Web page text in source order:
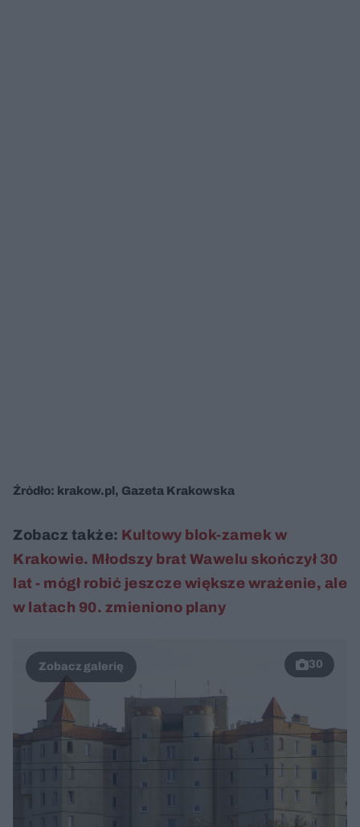
Źródło: krakow.pl, Gazeta Krakowska
Zobacz także: Kultowy blok-zamek w
Krakowie. Młodszy brat Wawelu skończył 30
lat - mógł robić jeszcze większe wrażenie, ale
w latach 90. zmieniono plany
30